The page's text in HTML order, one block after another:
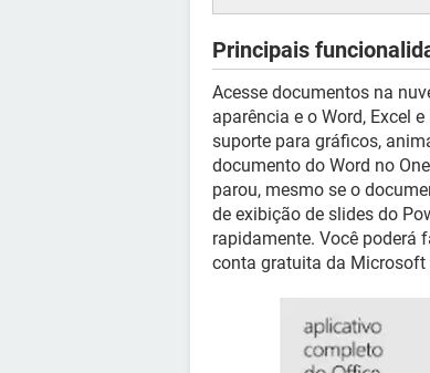
Principais
Acesse documentos na
aparência e o Word, Excel
suporte para gráficos,
documento do Word no
parou, mesmo se o
de exibição de slides do
rapidamente. Você poderá
conta gratuita da Microsoft